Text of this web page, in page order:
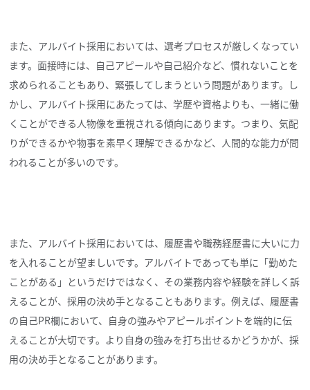
また、アルバイト採用においては、選考プロセスが厳しくなってい
ます。面接時には、自己アピールや自己紹介など、慣れないことを
求められることもあり、緊張してしまうという問題があります。し
かし、アルバイト採用にあたっては、学歴や資格よりも、一緒に働
くことができる人物像を重視される傾向にあります。つまり、気配
りができるかや物事を素早く理解できるかなど、人間的な能力が問
われることが多いのです。
また、アルバイト採用においては、履歴書や職務経歴書に大いに力
を入れることが望ましいです。アルバイトであっても単に「勤めた
ことがある」というだけではなく、その業務内容や経験を詳しく訴
えることが、採用の決め手となることもあります。例えば、履歴書
の自己PR欄において、自身の強みやアピールポイントを端的に伝
えることが大切です。より自身の強みを打ち出せるかどうかが、採
用の決め手となることがあります。